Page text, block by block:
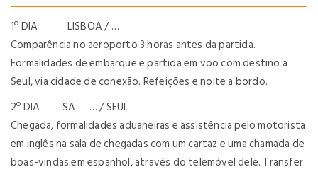
1º DIA LISBOA / …
Comparência no aeroporto 3 horas antes da partida.
Formalidades de embarque e partida em voo com destino a
Seul, via cidade de conexão. Refeições e noite a bordo.
2º DIA SA … / SEUL
Chegada, formalidades aduaneiras e assistência pelo motorista
em inglês na sala de chegadas com um cartaz e uma chamada de
boas-vindas em espanhol, através do telemóvel dele. Transfer